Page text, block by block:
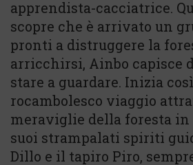
apprendista-cacciatrice.
scopre che è arrivato un
pronti a distruggere la
arricchirsi, Ainbo capisce
stare a guardare. Inizia
rocambolesco viaggio
meraviglie della foresta in
suoi strampalati spiriti
Dillo e il tapiro Piro,